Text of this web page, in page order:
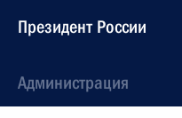
Президент России
Администрация